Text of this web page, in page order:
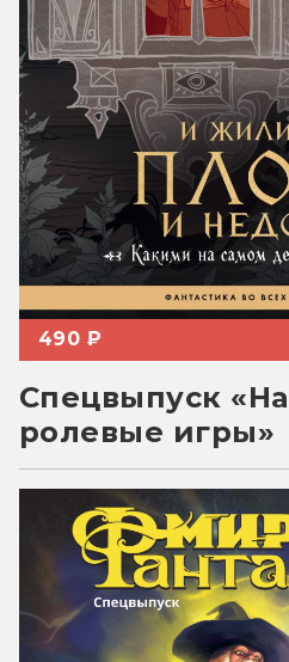
490 ₽
Спецвыпуск
ролевые игры»